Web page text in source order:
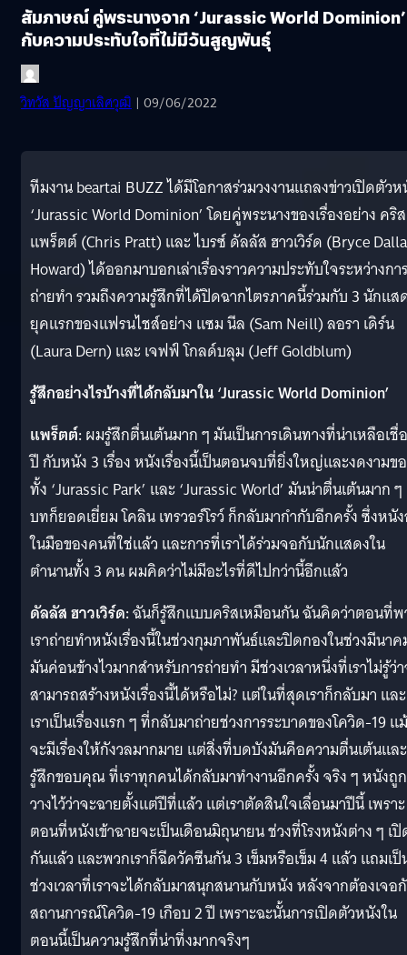
สัมภาษณ์ คู่พระนางจาก ‘Jurassic World Dominion’
กับความประทับใจที่ไม่มีวันสูญพันธุ์
วิทวัส ปัญญาเลิศวุฒิ | 09/06/2022
ทีมงาน beartai BUZZ ได้มีโอกาสร่วมวงงานแถลงข่าวเปิดตัว
‘Jurassic World Dominion’ โดยคู่พระนางของเรื่องอย่าง คริส
แพร็ตต์ (Chris Pratt) และ ไบรซ์ ดัลลัส ฮาวเวิร์ด (Bryce
Howard) ได้ออกมาบอกเล่าเรื่องราวความประทับใจระหว่างกา
ถ่ายทำ รวมถึงความรู้สึกที่ได้ปิดฉากไตรภาคนี้ร่วมกับ 3 นักแส
ยุคแรกของแฟรนไชส์อย่าง แซม นีล (Sam Neill) ลอรา เดิร์น
(Laura Dern) และ เจฟฟ์ โกลด์บลุม (Jeff Goldblum)
รู้สึกอย่างไรบ้างที่ได้กลับมาใน ‘Jurassic World Dominion’
แพร็ตต์:ผมรู้สึกตื่นเต้นมาก ๆ มันเป็นการเดินทางที่น่าเหลือเชื่
ปี กับหนัง 3 เรื่อง หนังเรื่องนี้เป็นตอนจบที่ยิ่งใหญ่และงดงามข
ทั้ง ‘Jurassic Park’ และ ‘Jurassic World’ มันน่าตื่นเต้นมาก ๆ
บทก็ยอดเยี่ยม โคลิน เทรวอร์โรว์ ก็กลับมากำกับอีกครั้ง ซึ่งหนั
ในมือของคนที่ใช่แล้ว และการที่เราได้ร่วมจอกับนักแสดงใน
ตำนานทั้ง 3 คน ผมคิดว่าไม่มีอะไรที่ดีไปกว่านี้อีกแล้ว
ดัลลัส ฮาวเวิร์ด:ฉันก็รู้สึกแบบคริสเหมือนกัน ฉันคิดว่าตอนที่
เราถ่ายทำหนังเรื่องนี้ในช่วงกุมภาพันธ์และปิดกองในช่วงมีนา
มันค่อนข้างไวมากสำหรับการถ่ายทำ มีช่วงเวลาหนึ่งที่เราไม่รู้ว่
สามารถสร้างหนังเรื่องนี้ได้หรือไม่? แต่ในที่สุดเราก็กลับมา และ
เราเป็นเรื่องแรก ๆ ที่กลับมาถ่ายช่วงการระบาดของโควิด-19 แ
จะมีเรื่องให้กังวลมากมาย แต่สิ่งที่บดบังมันคือความตื่นเต้นและ
รู้สึกขอบคุณ ที่เราทุกคนได้กลับมาทำงานอีกครั้ง จริง ๆ หนังถูก
วางไว้ว่าจะฉายตั้งแต่ปีที่แล้ว แต่เราตัดสินใจเลื่อนมาปีนี้ เพราะ
ตอนที่หนังเข้าฉายจะเป็นเดือนมิถุนายน ช่วงที่โรงหนังต่าง ๆ เ
กันแล้ว และพวกเราก็ฉีดวัคซีนกัน 3 เข็มหรือเข็ม 4 แล้ว แถมเป็
ช่วงเวลาที่เราจะได้กลับมาสนุกสนานกับหนัง หลังจากต้องเจอ
สถานการณ์โควิด-19 เกือบ 2 ปี เพราะฉะนั้นการเปิดตัวหนังใน
ตอนนี้เป็นความรู้สึกที่น่าทึ่งมากจริงๆ